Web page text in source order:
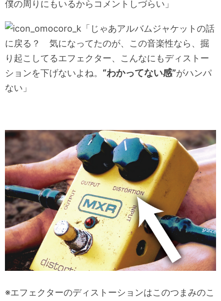
僕の周りにもいるからコメントしづらい」
「じゃあアルバムジャケットの話
に戻る？ 気になってたのが、この音楽性なら、掘
り起こしてるエフェクター、こんなにもディストー
ションを下げないよね。 “わかってない感”がハンパ
ない」
※エフェクターのディストーションはこのつまみのこ